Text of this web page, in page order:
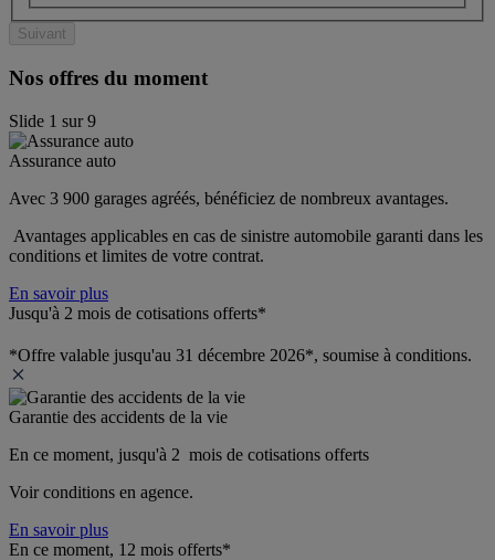
Suivant
Nos offres du moment
Slide 1 sur9
Assurance auto
Avec 3 900 garages agréés, bénéficiez de nombreux avantages.
Avantages applicables en cas de sinistre automobile garanti dans les
conditions et limites de votre contrat.
En savoir plus
Jusqu'à 2 mois de cotisations offerts*
*Offre valable jusqu'au 31 décembre 2026*, soumise à conditions.
Garantie des accidents de la vie
En ce moment, jusqu'à 2  mois de cotisations offerts
Voir conditions en agence.
En savoir plus
En ce moment, 12 mois offerts*